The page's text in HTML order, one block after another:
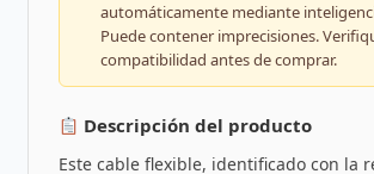
automáticamente mediante
Puede contener imprecisiones.
compatibilidad antes de comprar.
Descripción del producto
Este cable flexible, identificado con la